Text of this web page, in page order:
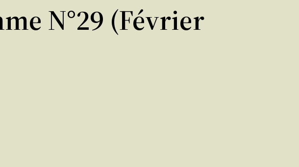
N°29 (février